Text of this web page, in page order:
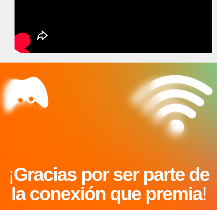
¡Gracias por ser parte de
la conexión que premia!